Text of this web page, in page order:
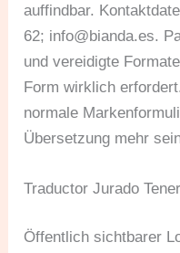
auffindbar.
62; info@bianda.es.
und vereidigte
Form wirklich
normale
Übersetzung mehr
Traductor Jurado
Öffentlich sichtbarer